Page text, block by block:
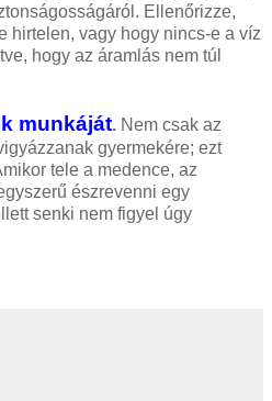
Ellenőrizze,
hirtelen, vagy hogy nincs-e a víz
hogy az áramlás nem túl
munkáját. Nem csak az
gyermekére; ezt
tele a medence, az
észrevenni egy
senki nem figyel úgy